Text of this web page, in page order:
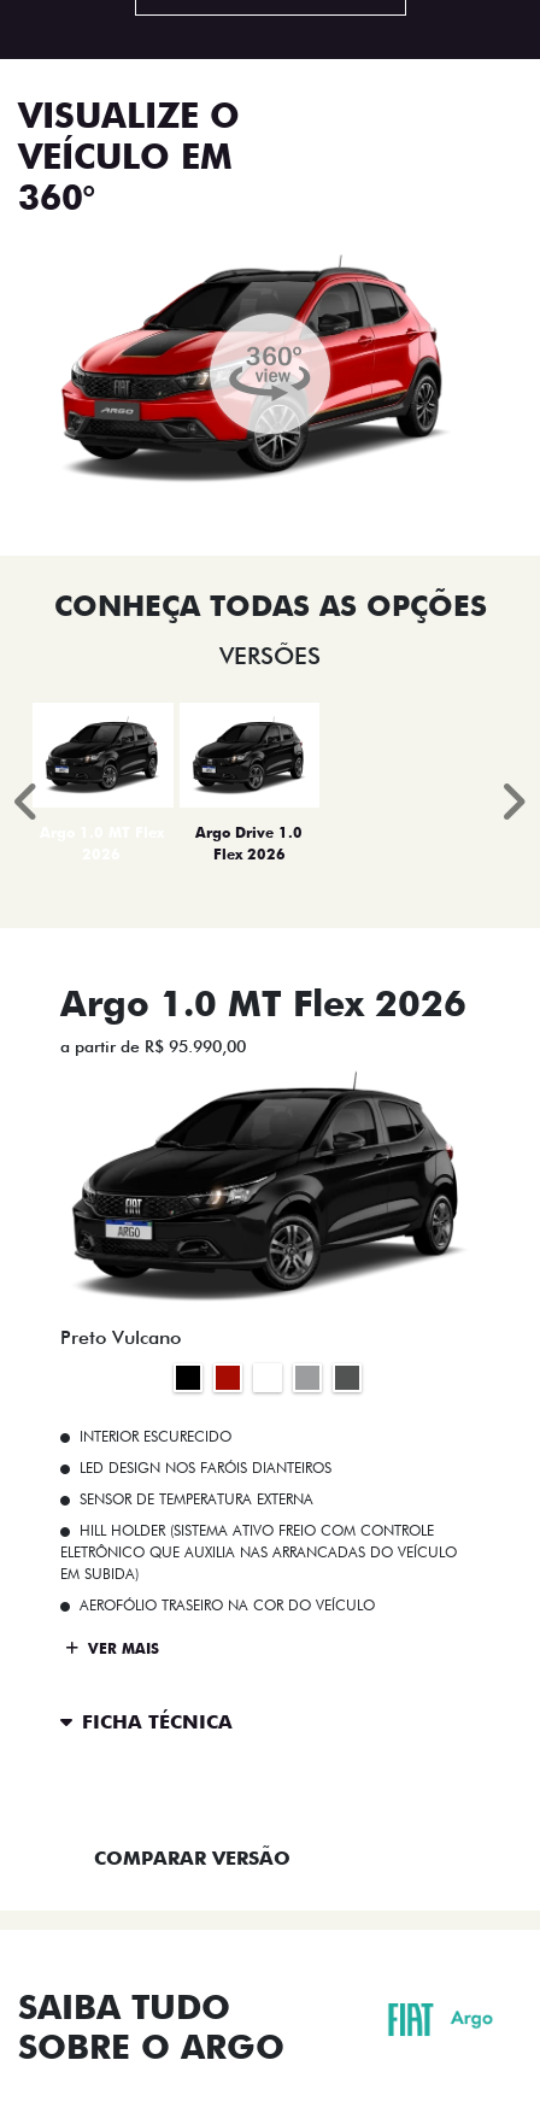
VISUALIZE O
VEÍCULO EM
360°
VERSÕES
Argo Drive 1.0
Flex 2026
Anterior
Argo 1.0 MT Flex 2026
a partir de R$ 95.990,00
Preto Vulcano
INTERIOR ESCURECIDO
LED DESIGN NOS FARÓIS DIANTEIROS
SENSOR DE TEMPERATURA EXTERNA
HILL HOLDER (SISTEMA ATIVO FREIO COM CONTROLE
ELETRÔNICO QUE AUXILIA NAS ARRANCADAS DO VEÍCULO
EM SUBIDA)
AEROFÓLIO TRASEIRO NA COR DO VEÍCULO
VER MAIS
FICHA TÉCNICA
COMPARAR VERSÃO
SAIBA TUDO
SOBRE O ARGO